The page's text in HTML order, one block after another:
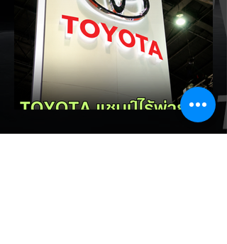
67% แตะ 16,920 คัน พร้อมส่งสัญญาณ
ปรับเป้าหมายยอดขายรวมปีนี้เพิ่มขึ้นเป็น
36,000 คัน จากเดิมตั้งไว้ 30,000 คัน โดย
พร้อมเร่งส่งมอบรถค้างสต็อก (Back Order)
ทั้งหมดในระยะเวลาอันสั้น - ปรับเป้าเติบโต &
เคลียร์ Back Order: ยอดขายครึ่งปีแรกที่
เติบโตสูงถึง 67% ประกอบกับการแก้ไขปัญหา
การนำเข้าชิ้นส่วนจากสถานการณ์ตึงเครียดใน
EV Cars Thailand